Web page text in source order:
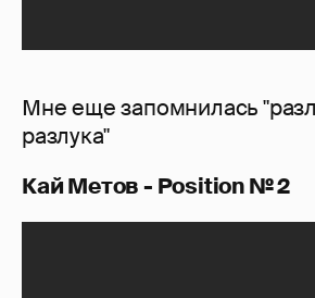
Мне еще запомнилась
разлука"
Кай Метов - Position № 2